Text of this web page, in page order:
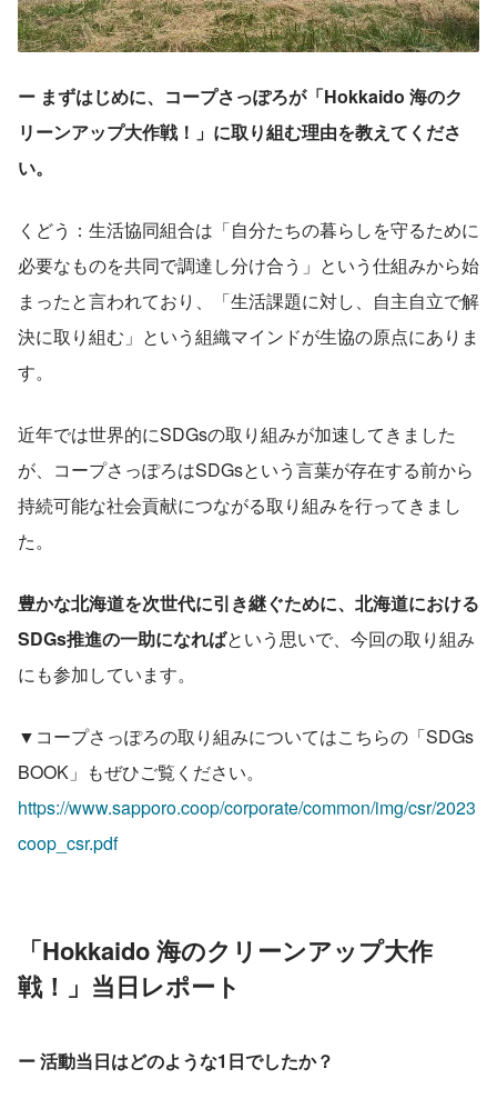
ー まずはじめに、コープさっぽろが「Hokkaido 海のク
リーンアップ大作戦！」に取り組む理由を教えてくださ
い。
くどう：生活協同組合は「自分たちの暮らしを守るために
必要なものを共同で調達し分け合う」という仕組みから始
まったと言われており、「生活課題に対し、自主自立で解
決に取り組む」という組織マインドが生協の原点にありま
す。
近年では世界的にSDGsの取り組みが加速してきました
が、コープさっぽろはSDGsという言葉が存在する前から
持続可能な社会貢献につながる取り組みを行ってきまし
た。
豊かな北海道を次世代に引き継ぐために、北海道における
SDGs推進の一助になればという思いで、今回の取り組み
にも参加しています。
▼コープさっぽろの取り組みについてはこちらの「SDGs
BOOK」もぜひご覧ください。
https://www.sapporo.coop/corporate/common/img/csr/2023
coop_csr.pdf
「Hokkaido 海のクリーンアップ大作
戦！」当日レポート
ー 活動当日はどのような1日でしたか？